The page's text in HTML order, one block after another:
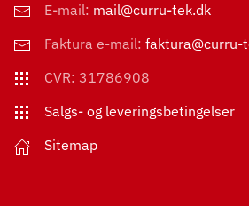
E-mail: mail@curru-tek.dk
Faktura e-mail: faktura@curru-
CVR: 31786908
Salgs- og leveringsbetingelser
Sitemap